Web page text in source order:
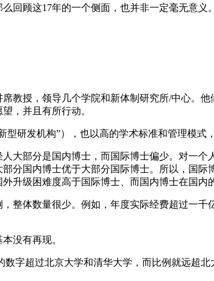
回顾这17年的一个侧面，也并非一定毫无意义。
教授，领导几个学院和新体制研究所/中心。
，并且有所行动。
研发机构”），也以高的学术标准和管理模式
大部分是国内博士，而国际博士偏少。对一个
分国内博士优于大部分国际博士。所以，国
升级困难度高于国际博士、而国内博士在国内
整体数量很少。例如，年度实际经费超过一
没有再现。
字超过北京大学和清华大学，而比例就远超